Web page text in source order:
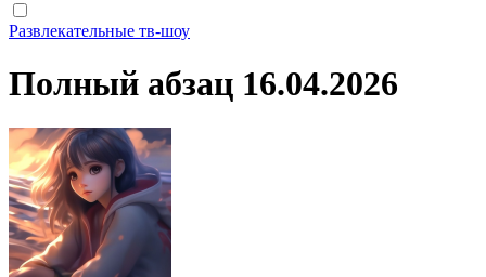
Развлекательные тв-шоу
Полный абзац 16.04.2026